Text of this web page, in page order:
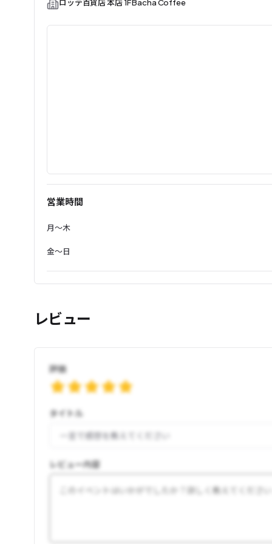
ロッテ百貨店 本店 1F Bacha Coffee
営業時間
月〜木
金〜日
レビュー
評価
タイトル
レビュー内容